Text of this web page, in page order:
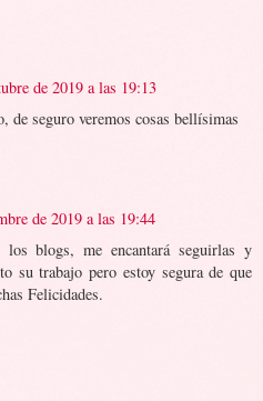
de 2019 a las 19:13
de seguro veremos cosas bellísimas
de 2019 a las 19:44
los blogs, me encantará seguirlas y
su trabajo pero estoy segura de que
Felicidades.